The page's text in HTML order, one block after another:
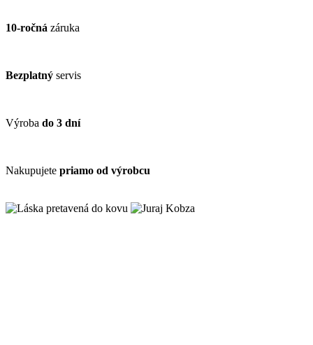
10-ročná záruka
Bezplatný servis
Výroba do 3 dní
Nakupujete priamo od výrobcu